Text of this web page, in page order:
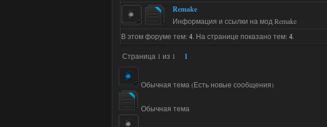
Remake
Информация и ссылки на мод Remake
В этом форуме тем: 4. На странице показано тем: 4.
Страница 1 из 1 1
Обычная тема (Есть новые сообщения)
Обычная тема